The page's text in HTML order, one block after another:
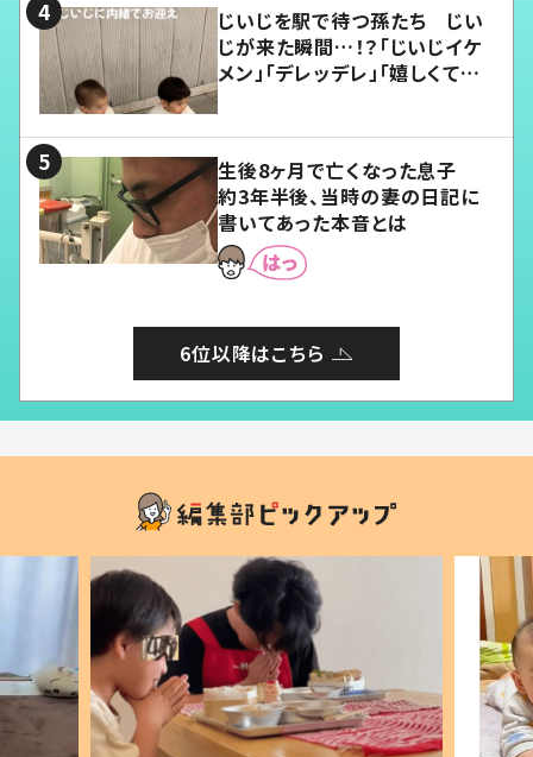
じいじを駅で待つ孫たち じい
じが来た瞬間…！？「じいじイケ
メン」「デレッデレ」「嬉しくて可
生後8ヶ月で亡くなった息子
約3年半後、当時の妻の日記に
書いてあった本音とは
6位以降はこちら